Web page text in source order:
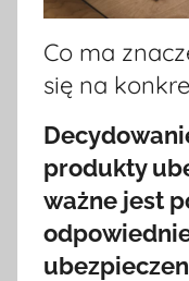
Co ma
się na
produkty
ważne jest